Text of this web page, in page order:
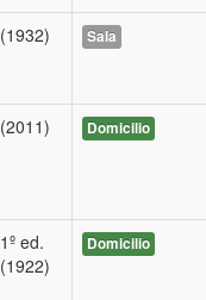
(1932) Sala
(2011) Domicilio
1º ed.
(1922)
Domicilio